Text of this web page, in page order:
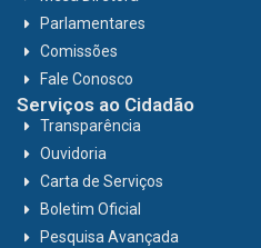
Parlamentares
Comissões
Fale Conosco
Serviços ao Cidadão
Transparência
Ouvidoria
Carta de Serviços
Boletim Oficial
Pesquisa Avançada